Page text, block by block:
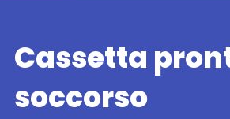
Cassetta
soccorso